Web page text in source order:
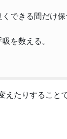
できる間だけ保
を数える。
えたりすること